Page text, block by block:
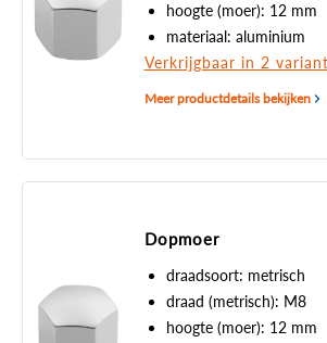
hoogte (moer): 12 mm
materiaal: aluminium
Verkrijgbaar in 2
Meer productdetails bekijken
Dopmoer
draadsoort: metrisch
draad (metrisch): M8
hoogte (moer): 12 mm